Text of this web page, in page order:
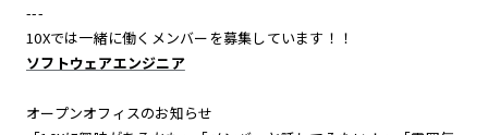
---
10Xでは一緒に働くメンバーを募集しています！！
ソフトウェアエンジニア
オープンオフィスのお知らせ